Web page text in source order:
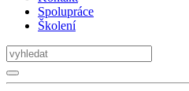
Spolupráce
Školení